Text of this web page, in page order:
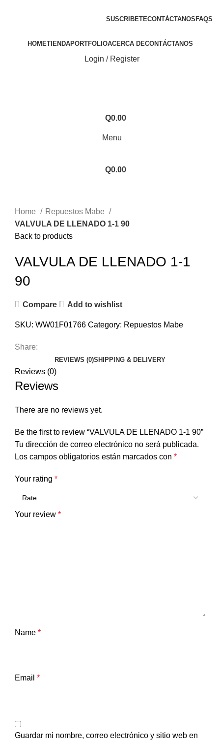
SUSCRIBETECONTÁCTANOS FAQS
HOMETIENDAPORTFOLIOACERCA DECONTÁCTANOS
Login / Register
Q0.00
Menu
Q0.00
Home
Repuestos Mabe
VALVULA DE LLENADO 1-1 90
Back to products
VALVULA DE LLENADO 1-1
90
Compare Add to wishlist
SKU: WW01F01766 Category: Repuestos Mabe
Share:
REVIEWS (0)SHIPPING & DELIVERY
Reviews (0)
Reviews
There are no reviews yet.
Be the first to review “VALVULA DE LLENADO 1-1 90”
Tu dirección de correo electrónico no será publicada.
Los campos obligatorios están marcados con *
Your rating *
Your review *
Name *
Email *
Guardar mi nombre, correo electrónico y sitio web en